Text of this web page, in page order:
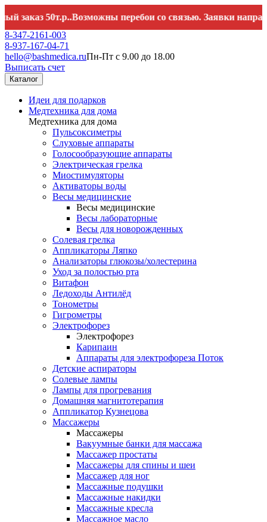
50т.р..Возможны перебои со связью. Заявки
8-347-2161-003
8-937-167-04-71
hello@bashmedica.ruПн-Пт с 9.00 до 18.00
Выписать счет
Каталог
Идеи для подарков
Медтехника для дома
Медтехника для дома
Пульсоксиметры
Слуховые аппараты
Голосообразующие аппараты
Электрическая грелка
Миостимуляторы
Активаторы воды
Весы медицинские
Весы медицинские
Весы лабораторные
Весы для новорожденных
Солевая грелка
Аппликаторы Ляпко
Анализаторы глюкозы/холестерина
Уход за полостью рта
Витафон
Ледоходы Антилёд
Тонометры
Гигрометры
Электрофорез
Электрофорез
Карипаин
Аппараты для электрофореза Поток
Детские аспираторы
Солевые лампы
Лампы для прогревания
Домашняя магнитотерапия
Аппликатор Кузнецова
Массажеры
Массажеры
Вакуумные банки для массажа
Массажер простаты
Массажеры для спины и шеи
Массажер для ног
Массажные подушки
Массажные накидки
Массажные кресла
Массажное масло